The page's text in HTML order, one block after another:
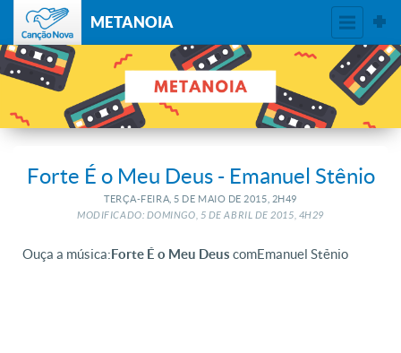
METANOIA
Forte É o Meu Deus - Emanuel Stênio
TERÇA-FEIRA, 5 DE MAIO DE 2015, 2H49
MODIFICADO: DOMINGO, 5 DEABRIL DE2015, 4H29
Ouça a música:Forte É o Meu Deus com Emanuel Stênio